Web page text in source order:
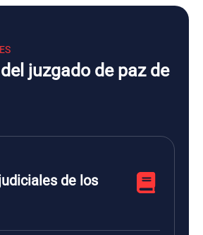
juzgado de paz de
de los